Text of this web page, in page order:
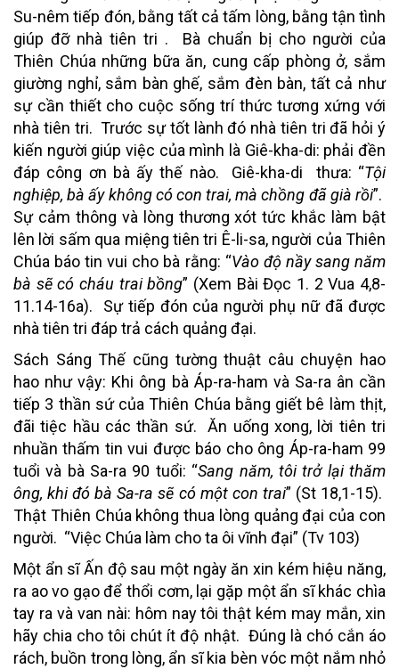
Su-nêm tiếp đón, bằng tất cả tấm lòng, bằng tận tình
giúp đỡ nhà tiên tri . Bà chuẩn bị cho người của
Thiên Chúa những bữa ăn, cung cấp phòng ở, sắm
giường nghỉ, sắm bàn ghế, sắm đèn bàn, tất cả như
sự cần thiết cho cuộc sống trí thức tương xứng với
nhà tiên tri. Trước sự tốt lành đó nhà tiên tri đã hỏi ý
kiến người giúp việc của mình là Giê-kha-di: phải đền
đáp công ơn bà ấy thế nào. Giê-kha-di thưa: “Tội
nghiệp, bà ấy không có con trai, mà chồng đã già rồi”.
Sự cảm thông và lòng thương xót tức khắc làm bật
lên lời sấm qua miệng tiên tri Ê-li-sa, người của Thiên
Chúa báo tin vui cho bà rằng: “Vào độ nầy sang năm
bà sẽ có cháu trai bồng” (Xem Bài Đọc 1. 2 Vua 4,8-
11.14-16a). Sự tiếp đón của người phụ nữ đã được
nhà tiên tri đáp trả cách quảng đại.
Sách Sáng Thế cũng tường thuật câu chuyện hao
hao như vậy: Khi ông bà Áp-ra-ham và Sa-ra ân cần
tiếp 3 thần sứ của Thiên Chúa bằng giết bê làm thịt,
đãi tiệc hầu các thần sứ. Ăn uống xong, lời tiên tri
nhuần thấm tin vui được báo cho ông Áp-ra-ham 99
tuổi và bà Sa-ra 90 tuổi: “Sang năm, tôi trở lại thăm
ông, khi đó bà Sa-ra sẽ có một con trai” (St 18,1-15).
Thật Thiên Chúa không thua lòng quảng đại của con
người. “Việc Chúa làm cho ta ôi vĩnh đại” (Tv 103)
Một ẩn sĩ Ấn độsau một ngày ăn xin kém hiệu năng,
ra ao vo gạo để thổi cơm, lại gặp một ẩn sĩ khác chìa
tay ra và van nài: hôm nay tôi thật kém may mắn, xin
hãy chia cho tôi chút ít độ nhật. Đúng là chó cắn áo
rách, buồn trong lòng, ẩn sĩ kia bèn vóc một nắm nhỏ